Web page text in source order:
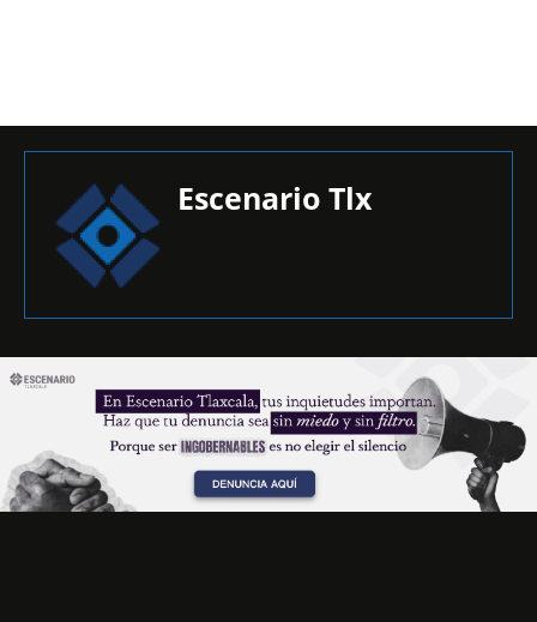
Escenario Tlx